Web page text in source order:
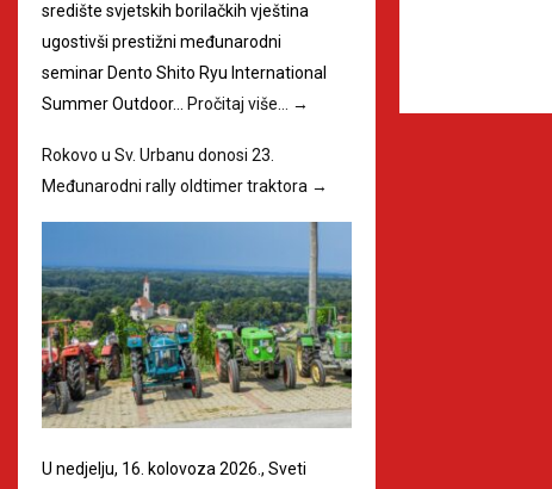
središte svjetskih borilačkih vještina
ugostivši prestižni međunarodni
seminar Dento Shito Ryu International
Summer Outdoor… Pročitaj više… →
Rokovo u Sv. Urbanu donosi 23.
Međunarodni rally oldtimer traktora →
U nedjelju, 16. kolovoza 2026., Sveti